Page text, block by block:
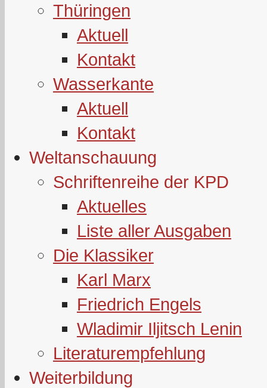
Thüringen
Aktuell
Kontakt
Wasserkante
Aktuell
Kontakt
Weltanschauung
Schriftenreihe der KPD
Aktuelles
Liste aller Ausgaben
Die Klassiker
Karl Marx
Friedrich Engels
Wladimir Iljitsch Lenin
Literaturempfehlung
Weiterbildung